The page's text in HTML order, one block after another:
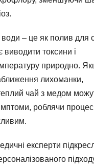
– це як полив для
токсини і
природно.
лихоманки,
чай з медом
роблячи процес
експерти